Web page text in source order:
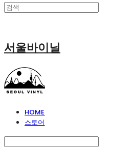
서울바이닐
HOME
스토어